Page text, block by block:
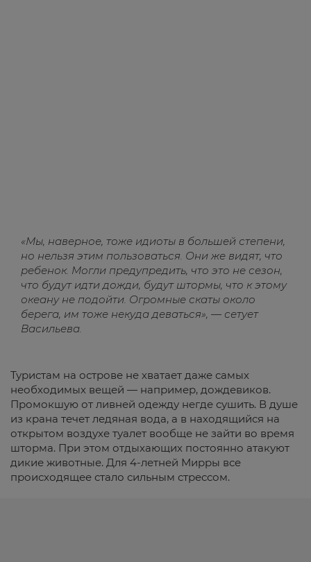
«Мы, наверное, тоже идиоты в большей степени,
но нельзя этим пользоваться. Они же видят, что
ребенок. Могли предупредить, что это не сезон,
что будут идти дожди, будут штормы, что к этому
океану не подойти. Огромные скаты около
берега, им тоже некуда деваться», — сетует
Васильева.
Туристам на острове не хватает даже самых
необходимых вещей — например, дождевиков.
Промокшую от ливней одежду негде сушить. В душе
из крана течет ледяная вода, а в находящийся на
открытом воздухе туалет вообще не зайти во время
шторма. При этом отдыхающих постоянно атакуют
дикие животные. Для 4-летней Мирры все
происходящее стало сильным стрессом.